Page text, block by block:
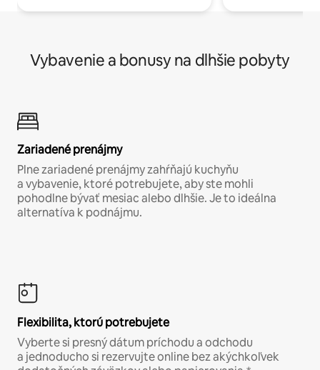
Vybavenie a bonusy na dlhšie pobyty
Zariadené prenájmy
Plne zariadené prenájmy zahŕňajú kuchyňu
a vybavenie, ktoré potrebujete, aby ste mohli
pohodlne bývať mesiac alebo dlhšie. Je to ideálna
alternatíva k podnájmu.
Flexibilita, ktorú potrebujete
Vyberte si presný dátum príchodu a odchodu
a jednoducho si rezervujte online bez akýchkoľvek